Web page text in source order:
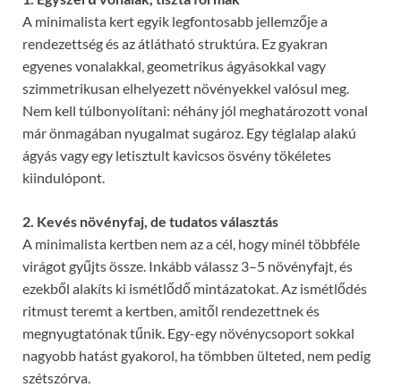
A minimalista kert egyik legfontosabb jellemzője a
rendezettség és az átlátható struktúra. Ez gyakran
egyenes vonalakkal, geometrikus ágyásokkal vagy
szimmetrikusan elhelyezett növényekkel valósul meg.
Nem kell túlbonyolítani: néhány jól meghatározott vonal
már önmagában nyugalmat sugároz. Egy téglalap alakú
ágyás vagy egy letisztult kavicsos ösvény tökéletes
kiindulópont.
2. Kevés növényfaj, de tudatos választás
A minimalista kertben nem az a cél, hogy minél többféle
virágot gyűjts össze. Inkább válassz 3–5 növényfajt, és
ezekből alakíts ki ismétlődő mintázatokat. Az ismétlődés
ritmust teremt a kertben, amitől rendezettnek és
megnyugtatónak tűnik. Egy-egy növénycsoport sokkal
nagyobb hatást gyakorol, ha tömbben ülteted, nem pedig
szétszórva.